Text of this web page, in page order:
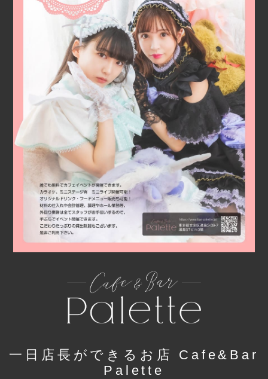
一日店長ができるお店 Cafe&Bar
Palette